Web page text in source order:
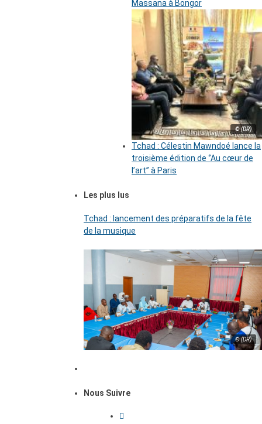
Massana à Bongor
© (DR)
Tchad : Célestin Mawndoé lance la
troisième édition de ‘’Au cœur de
l’art’’ à Paris
Les plus lus
Tchad : lancement des préparatifs de la fête
de la musique
© (DR)
Nous Suivre